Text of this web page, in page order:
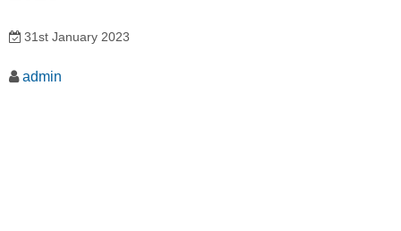
31st January 2023
admin